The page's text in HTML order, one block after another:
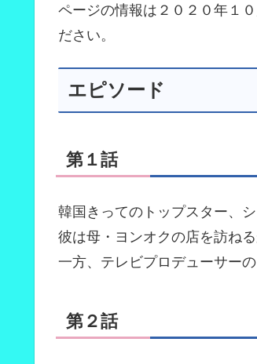
ページの情報は２０２０年１
ださい。
エピソード
第１話
韓国きってのトップスター、
彼は母・ヨンオクの店を訪ね
一方、テレビプロデューサー
第２話